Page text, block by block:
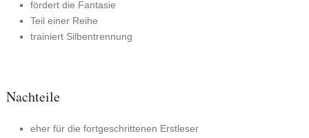
fördert die Fantasie
Teil einer Reihe
trainiert Silbentrennung
Nachteile
eher für die fortgeschrittenen Erstleser